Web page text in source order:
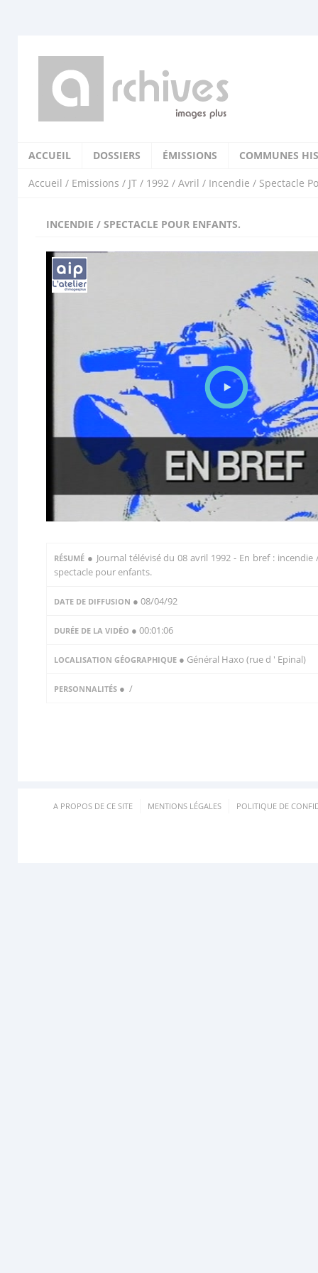
ACCUEIL DOSSIERS ÉMISSIONS COMMUNES
Accueil / Emissions / JT / 1992 / Avril / Incendie / Spectacle
INCENDIE / SPECTACLE POUR ENFANTS.
RÉSUMÉ ● Journal télévisé du 08 avril 1992 - En bref : incendie
spectacle pour enfants.
DATE DE DIFFUSION ● 08/04/92
DURÉE DE LA VIDÉO ● 00:01:06
LOCALISATION GÉOGRAPHIQUE ● Général Haxo (rue d ' Epinal)
PERSONNALITÉS ● /
A PROPOS DE CE SITE MENTIONS LÉGALES POLITIQUE DE